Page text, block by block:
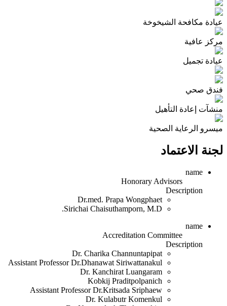
عيادة مكافحة الشيخوخة
مركز عافية
عيادة تجميل
فندق صحي
منشآت إعادة التأهيل
ميسرو الرعاية الصحية
لجنة الاعتماد
name
Honorary Advisors
Description
Dr.med. Prapa Wongphaet
Sirichai Chaisuthamporn, M.D.
name
Accreditation Committee
Description
Dr. Charika Channuntapipat
Assistant Professor Dr.Dhanawat Siriwattanakul
Dr. Kanchirat Luangaram
Kobkij Praditpolpanich
Assistant Professor Dr.Kritsada Sriphaew
Dr. Kulabutr Komenkul